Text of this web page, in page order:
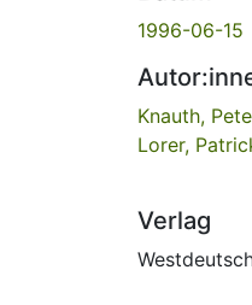
1996-06-15
Knauth,
Lorer,
Verlag